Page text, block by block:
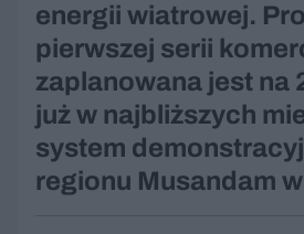
energii wiatrowej.
pierwszej serii
zaplanowana jest na
już w najbliższych
system
regionu Musandam